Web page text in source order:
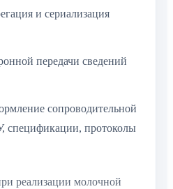
и сериализация
передачи сведений
сопроводительной
спецификации, протоколы
реализации молочной